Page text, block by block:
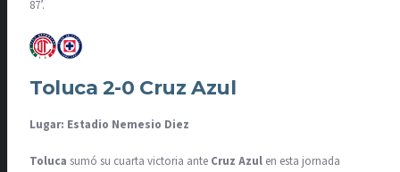
87’.
Toluca 2-0 Cruz Azul
Lugar: Estadio Nemesio Diez
Toluca sumó su cuarta victoria ante Cruz Azul en esta jornada 7 de